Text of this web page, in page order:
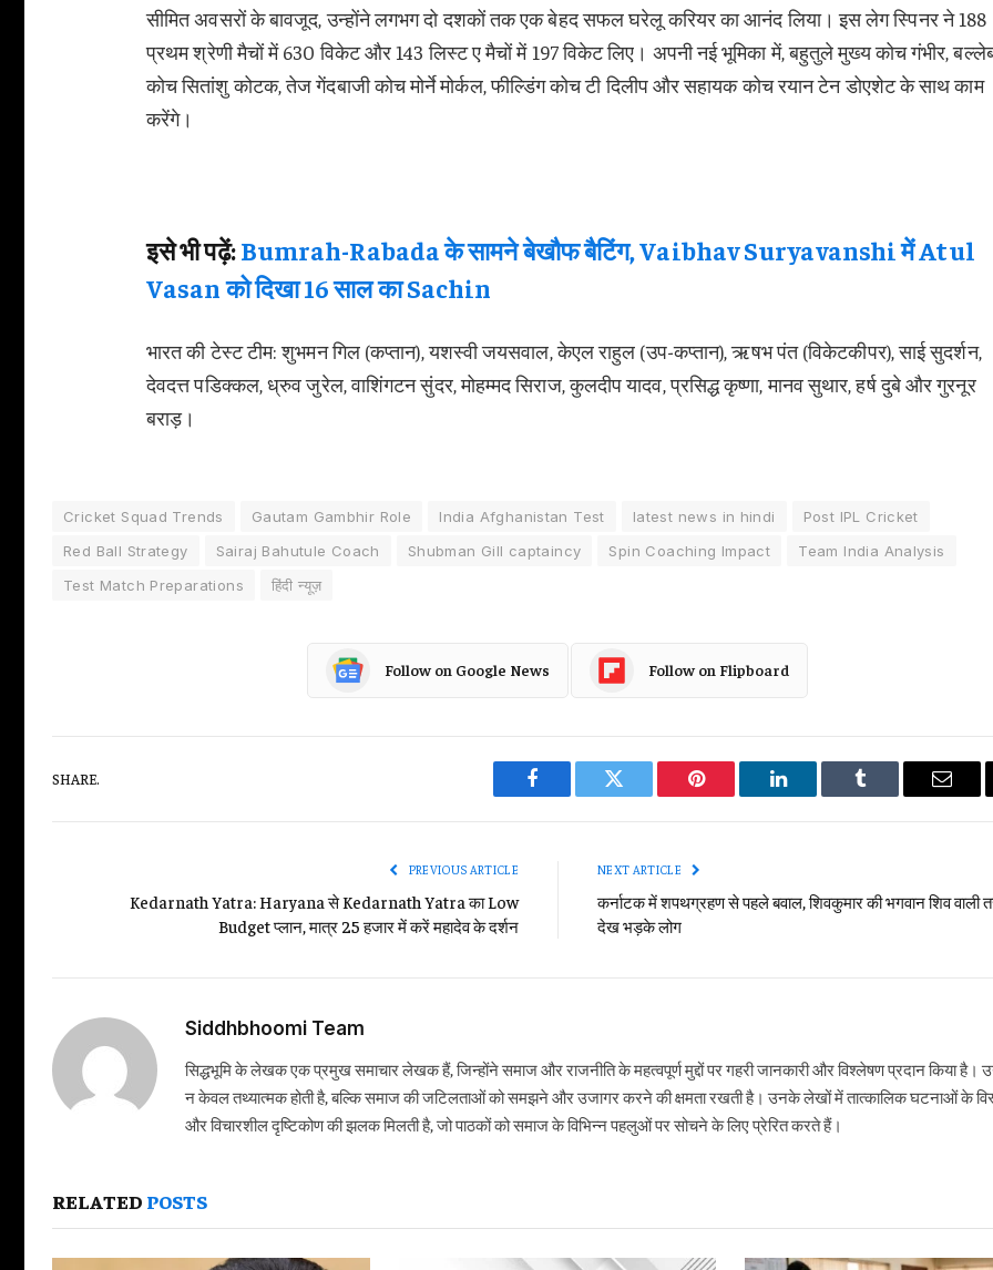
सीमित अवसरों के बावजूद, उन्होंने लगभग दो दशकों तक एक बेहद सफल घरेलू करियर का आनंद लिया। इस लेग स्पिनर ने 188
प्रथम श्रेणी मैचों में 630 विकेट और 143 लिस्ट ए मैचों में 197 विकेट लिए। अपनी नई भूमिका में, बहुतुले मुख्य कोच गंभीर,
कोच सितांशु कोटक, तेज गेंदबाजी कोच मोर्ने मोर्कल, फील्डिंग कोच टी दिलीप और सहायक कोच रयान टेन डोएशेट के साथ काम
करेंगे।
इसे भी पढ़ें:Bumrah-Rabada के सामने बेखौफ बैटिंग, Vaibhav Suryavanshi में Atul
Vasan को दिखा 16 साल का Sachin
भारत की टेस्ट टीम: शुभमन गिल (कप्तान), यशस्वी जयसवाल, केएल राहुल (उप-कप्तान), ऋषभ पंत (विकेटकीपर), साई सुदर्शन,
देवदत्त पडिक्कल, ध्रुव जुरेल, वाशिंगटन सुंदर, मोहम्मद सिराज, कुलदीप यादव, प्रसिद्ध कृष्णा, मानव सुथार, हर्ष दुबे और गुरनूर
बराड़।
Cricket Squad Trends Gautam Gambhir Role India Afghanistan Test latest news in hindi
Post IPL Cricket
Red Ball Strategy
Sairaj Bahutule Coach Shubman Gill captaincy Spin Coaching Impact
Team India Analysis
Test Match Preparations
हिंदी न्यूज़
Follow on Google News Follow on Flipboard
SHARE.
Facebook Twitter Pinterest LinkedIn Tumblr Email
PREVIOUS ARTICLE
Kedarnath Yatra: Haryana से Kedarnath Yatra का Low
Budget प्लान, मात्र 25 हजार में करें महादेव के दर्शन
NEXT ARTICLE
कर्नाटक में शपथग्रहण से पहले बवाल, शिवकुमार की भगवान शिव वाली
देख भड़के लोग
Siddhbhoomi Team
सिद्धभूमि के लेखक एक प्रमुख समाचार लेखक हैं, जिन्होंने समाज और राजनीति के महत्वपूर्ण मुद्दों पर गहरी जानकारी और विश्लेषण प्रदान किया है।
न केवल तथ्यात्मक होती है, बल्कि समाज की जटिलताओं को समझने और उजागर करने की क्षमता रखती है। उनके लेखों में तात्कालिक घटनाओं के
और विचारशील दृष्टिकोण की झलक मिलती है, जो पाठकों को समाज के विभिन्न पहलुओं पर सोचने के लिए प्रेरित करते हैं।
RELATED POSTS